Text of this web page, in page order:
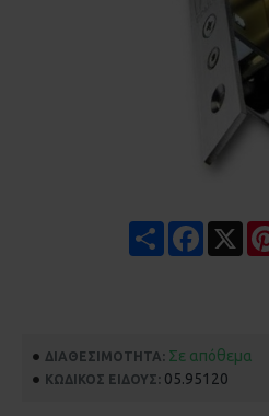
Share Facebook
ΔΙΑΘΕΣΙΜΌΤΗΤΑ: Σε απόθεμα
ΚΩΔΙΚΌΣ ΕΊΔΟΥΣ: 05.95120